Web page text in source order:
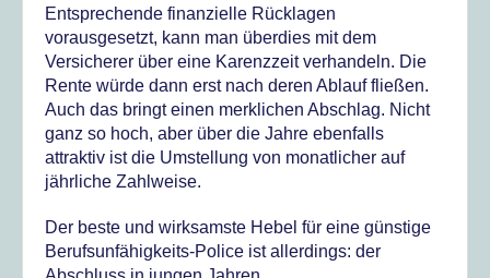
Entsprechende finanzielle Rücklagen
vorausgesetzt, kann man überdies mit dem
Versicherer über eine Karenzzeit verhandeln. Die
Rente würde dann erst nach deren Ablauf fließen.
Auch das bringt einen merklichen Abschlag. Nicht
ganz so hoch, aber über die Jahre ebenfalls
attraktiv ist die Umstellung von monatlicher auf
jährliche Zahlweise.
Der beste und wirksamste Hebel für eine günstige
Berufsunfähigkeits-Police ist allerdings: der